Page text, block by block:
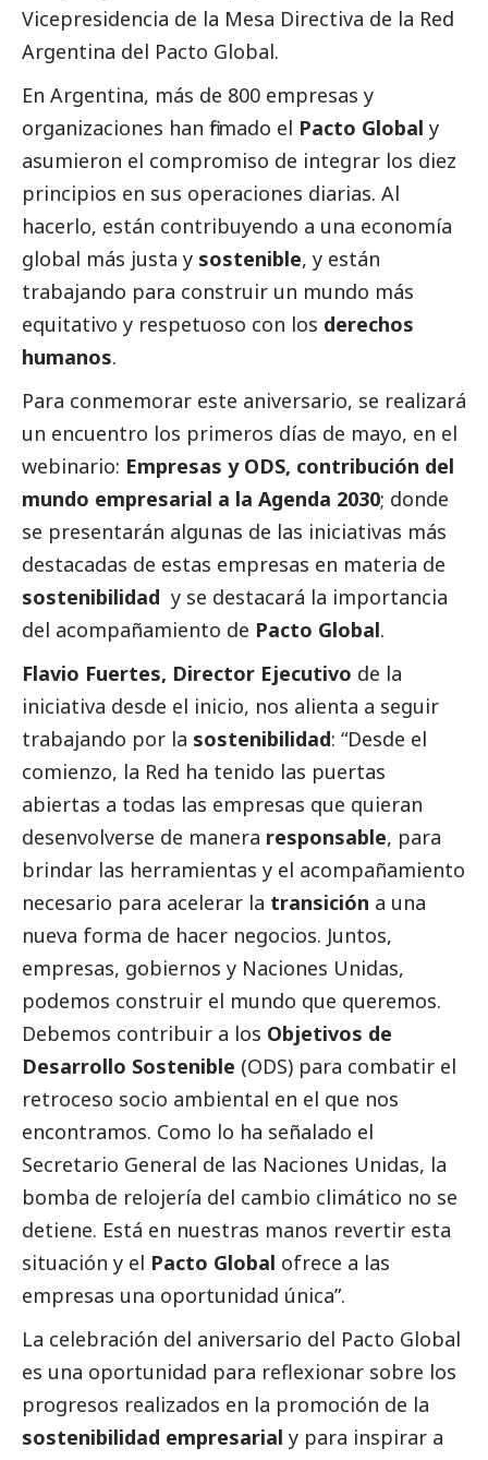
Vicepresidencia de la Mesa Directiva de la Red
Argentina del Pacto Global.
En Argentina, más de 800 empresas y
organizaciones han firmado el Pacto Global y
asumieron el compromiso de integrar los diez
principios en sus operaciones diarias. Al
hacerlo, están contribuyendo a una economía
global más justa y sostenible, y están
trabajando para construir un mundo más
equitativo y respetuoso con los derechos
humanos.
Para conmemorar este aniversario, se realizará
un encuentro los primeros días de mayo, en el
webinario: Empresas y ODS, contribución del
mundo empresarial a la Agenda 2030; donde
se presentarán algunas de las iniciativas más
destacadas de estas empresas en materia de
sostenibilidad y se destacará la importancia
del acompañamiento de Pacto Global.
Flavio Fuertes, Director Ejecutivo de la
iniciativa desde el inicio, nos alienta a seguir
trabajando por la sostenibilidad: “Desde el
comienzo, la Red ha tenido las puertas
abiertas a todas las empresas que quieran
desenvolverse de manera responsable, para
brindar las herramientas y el acompañamiento
necesario para acelerar la transición a una
nueva forma de hacer negocios. Juntos,
empresas, gobiernos y Naciones Unidas,
podemos construir el mundo que queremos.
Debemos contribuir a los Objetivos de
Desarrollo Sostenible (ODS) para combatir el
retroceso socio ambiental en el que nos
encontramos. Como lo ha señalado el
Secretario General de las Naciones Unidas, la
bomba de relojería del cambio climático no se
detiene. Está en nuestras manos revertir esta
situación y el Pacto Global ofrece a las
empresas una oportunidad única”.
La celebración del aniversario del Pacto Global
es una oportunidad para reflexionar sobre los
progresos realizados en la promoción de la
sostenibilidad empresarial y para inspirar a